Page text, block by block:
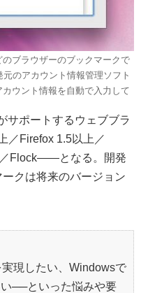
ブラウザーのブックマークで
のアカウント情報管理ソフト
カウント情報を自動で入力して
ポートするウェブブラ
／Firefox 1.5以上／
Flock——となる。開発
クは将来のバージョン
現したい、Windowsで
──といった悩みや要